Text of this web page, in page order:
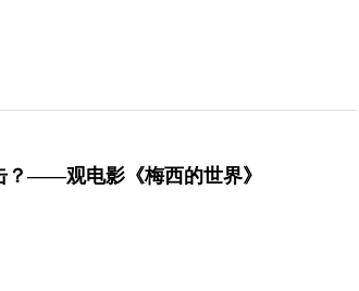
？——观电影《梅西的世界》